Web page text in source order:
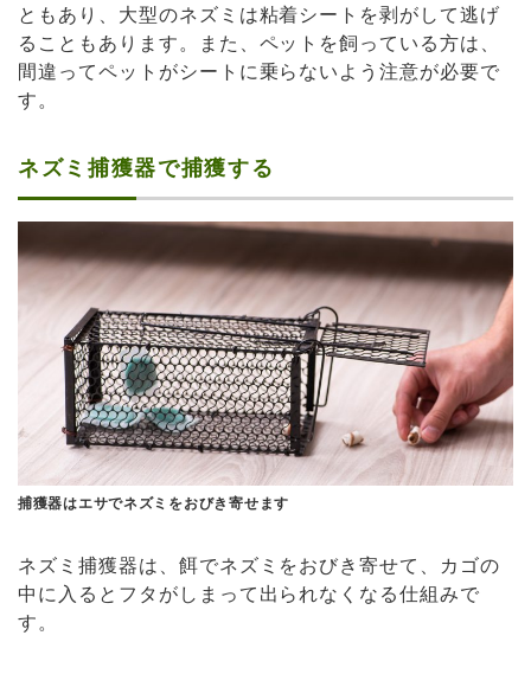
ともあり、大型のネズミは粘着シートを剥がして逃げ
ることもあります。また、ペットを飼っている方は、
間違ってペットがシートに乗らないよう注意が必要で
す。
ネズミ捕獲器で捕獲する
捕獲器はエサでネズミをおびき寄せます
ネズミ捕獲器は、餌でネズミをおびき寄せて、カゴの
中に入るとフタがしまって出られなくなる仕組みで
す。